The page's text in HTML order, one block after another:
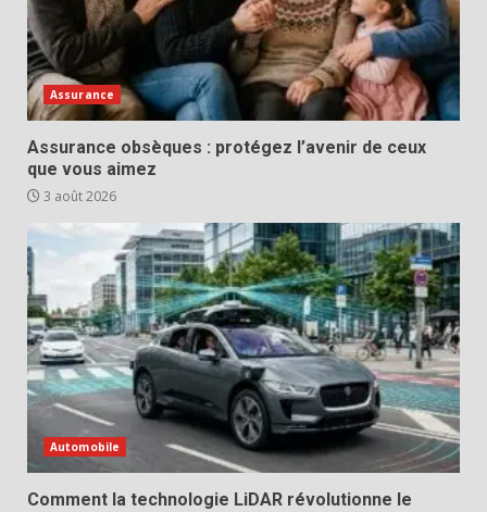
Assurance
Assurance obsèques : protégez l’avenir de ceux
que vous aimez
3 août 2026
Automobile
Comment la technologie LiDAR révolutionne le